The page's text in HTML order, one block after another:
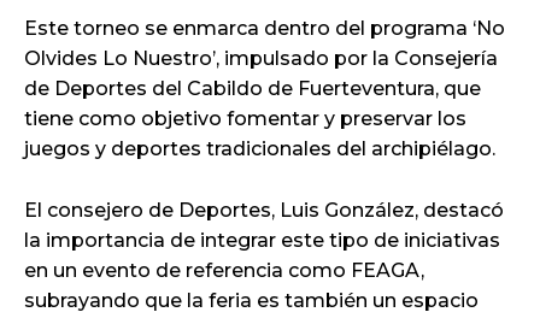
Este torneo se enmarca dentro del programa ‘No
Olvides Lo Nuestro’, impulsado por la Consejería
de Deportes del Cabildo de Fuerteventura, que
tiene como objetivo fomentar y preservar los
juegos y deportes tradicionales del archipiélago.
El consejero de Deportes, Luis González, destacó
la importancia de integrar este tipo de iniciativas
en un evento de referencia como FEAGA,
subrayando que la feria es también un espacio